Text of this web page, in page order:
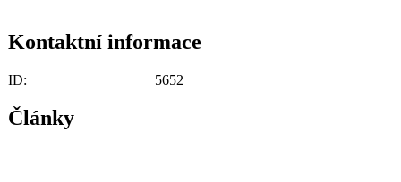
Kontaktní informace
ID: 5652
Články